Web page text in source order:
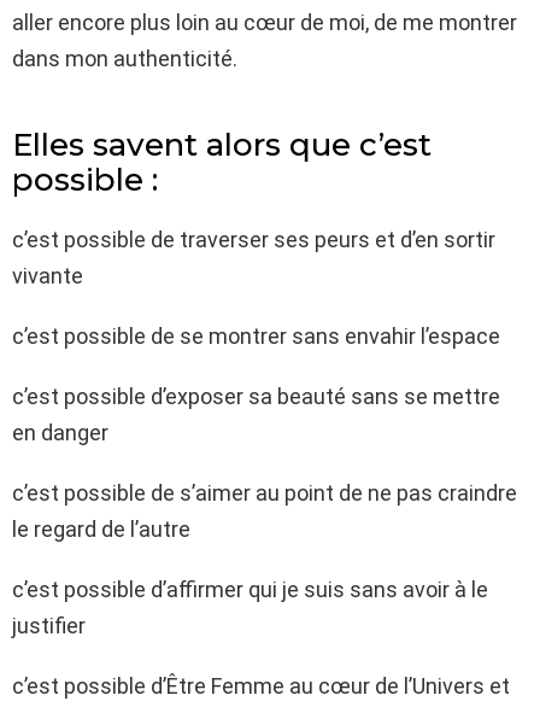
aller encore plus loin au cœur de moi, de me montrer
dans mon authenticité.
Elles savent alors que c’est
possible :
c’est possible de traverser ses peurs et d’en sortir
vivante
c’est possible de se montrer sans envahir l’espace
c’est possible d’exposer sa beauté sans se mettre
en danger
c’est possible de s’aimer au point de ne pas craindre
le regard de l’autre
c’est possible d’affirmer qui je suis sans avoir à le
justifier
c’est possible d’Être Femme au cœur de l’Univers et